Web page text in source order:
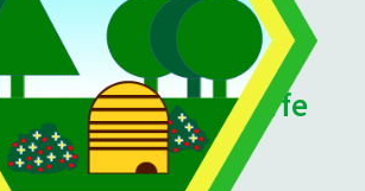
Jahres hat scharfe